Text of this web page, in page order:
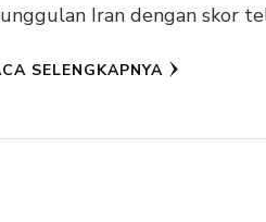
Iran dengan skor
SELENGKAPNYA